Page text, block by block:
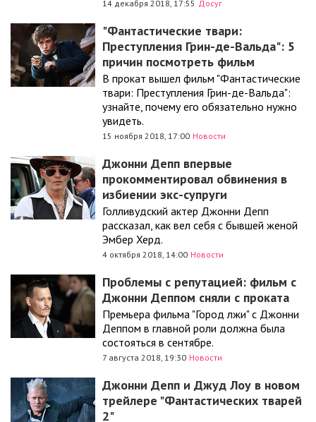
14 декабря 2018, 17:55 Досуг
"Фантастические твари:
Преступления Грин-де-Вальда": 5
причин посмотреть фильм
В прокат вышел фильм "Фантастические
твари: Преступления Грин-де-Вальда":
узнайте, почему его обязательно нужно
увидеть.
15 ноября 2018, 17:00 Новости
Джонни Депп впервые
прокомментировал обвинения в
избиении экс-супруги
Голливудский актер Джонни Депп
рассказал, как вел себя с бывшей женой
Эмбер Херд.
4 октября 2018, 14:00 Новости
Проблемы с репутацией: фильм с
Джонни Деппом сняли с проката
Премьера фильма "Город лжи" с Джонни
Деппом в главной роли должна была
состояться в сентябре.
7 августа 2018, 19:30 Новости
Джонни Депп и Джуд Лоу в новом
трейлере "Фантастических тварей
2"